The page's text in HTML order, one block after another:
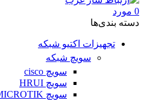
0 مورد
دسته‌ بندی‌ها
تجهیزات اکتیو شبکه
سویچ شبکه
سویچ cisco
سویچ HRUI
سویچ MICROTIK